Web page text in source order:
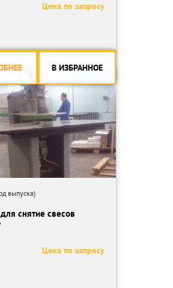
рабочих узлов- автоматическая с
обрезки и снятия свесов
Цена по запросу
В ИЗБРАННОЕ
выпуска)
снятие свесов
Цена по запросу